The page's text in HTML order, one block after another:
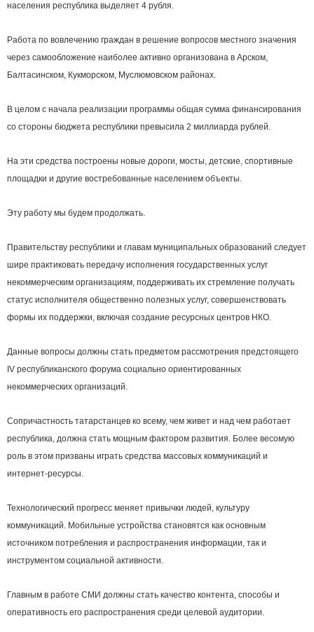
населения республика выделяет 4 рубля.
Работа по вовлечению граждан в решение вопросов местного значения
через самообложение наиболее активно организована в Арском,
Балтасинском, Кукморском, Муслюмовском районах.
В целом с начала реализации программы общая сумма финансирования
со стороны бюджета республики превысила 2 миллиарда рублей.
На эти средства построены новые дороги, мосты, детские, спортивные
площадки и другие востребованные населением объекты.
Эту работу мы будем продолжать.
Правительству республики и главам муниципальных образований следует
шире практиковать передачу исполнения государственных услуг
некоммерческим организациям, поддерживать их стремление получать
статус исполнителя общественно полезных услуг, совершенствовать
формы их поддержки, включая создание ресурсных центров НКО.
Данные вопросы должны стать предметом рассмотрения предстоящего
IV республиканского форума социально ориентированных
некоммерческих организаций.
Сопричастность татарстанцев ко всему, чем живет и над чем работает
республика, должна стать мощным фактором развития. Более весомую
роль в этом призваны играть средства массовых коммуникаций и
интернет-ресурсы.
Технологический прогресс меняет привычки людей, культуру
коммуникаций. Мобильные устройства становятся как основным
источником потребления и распространения информации, так и
инструментом социальной активности.
Главным в работе СМИ должны стать качество контента, способы и
оперативность его распространения среди целевой аудитории.